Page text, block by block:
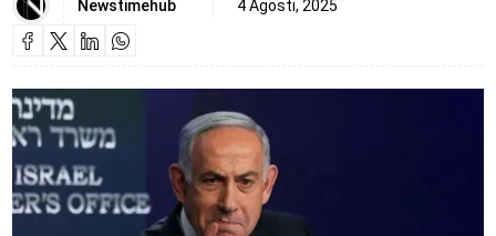
Newstimehub 4 Agosti, 2025